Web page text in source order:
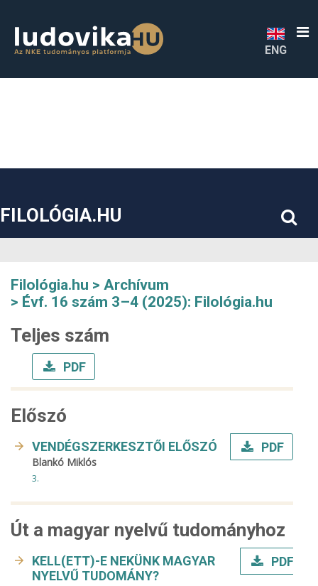
##plugins.themes.bootstrap3.accessible_menu.sidebar##
ENG
FILOLÓGIA.HU
Filológia.hu
Archívum
Évf. 16 szám 3–4 (2025): Filológia.hu
Teljes szám
PDF
Előszó
VENDÉGSZERKESZTŐI ELŐSZÓ
Blankó Miklós
3.
PDF
Út a magyar nyelvű tudományhoz
KELL(ETT)-E NEKÜNK MAGYAR
NYELVŰ TUDOMÁNY?
PDF